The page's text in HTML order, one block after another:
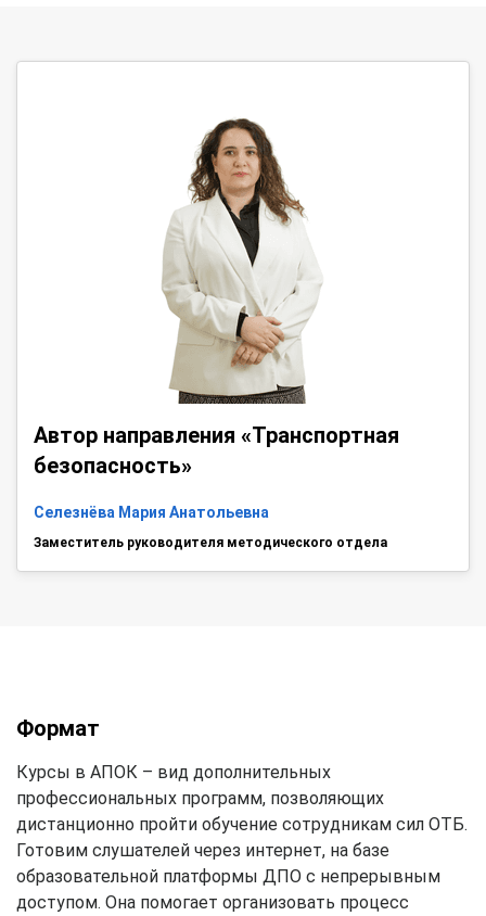
Автор направления «Транспортная
безопасность»
Селезнёва Мария Анатольевна
Заместитель руководителя методического отдела
Формат
Курсы в АПОК – вид дополнительных
профессиональных программ, позволяющих
дистанционно пройти обучение сотрудникам сил ОТБ.
Готовим слушателей через интернет, на базе
образовательной платформы ДПО с непрерывным
доступом. Она помогает организовать процесс